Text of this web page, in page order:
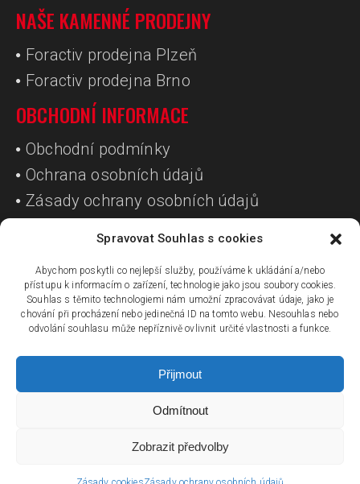
Spravovat Souhlas s cookies
Abychom poskytli co nejlepší služby, používáme k ukládání a/nebo
přístupu k informacím o zařízení, technologie jako jsou soubory cookies.
Souhlas s těmito technologiemi nám umožní zpracovávat údaje, jako je
chování při procházení nebo jedinečná ID na tomto webu. Nesouhlas nebo
odvolání souhlasu může nepříznivě ovlivnit určité vlastnosti a funkce.
Přijmout
Odmítnout
Zobrazit předvolby
NAŠE KAMENNÉ PRODEJNY
Foractiv prodejna Plzeň
Foractiv prodejna Brno
OBCHODNÍ INFORMACE
Obchodní podmínky
Ochrana osobních údajů
Zásady ochrany osobních údajů
SOCIÁLNÍ SÍTĚ
Otakar Korolus| PHP: